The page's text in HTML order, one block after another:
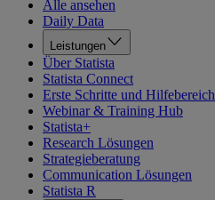
Alle ansehen
Daily Data
Leistungen
Über Statista
Statista Connect
Erste Schritte und Hilfebereich
Webinar & Training Hub
Statista+
Research Lösungen
Strategieberatung
Communication Lösungen
Statista R